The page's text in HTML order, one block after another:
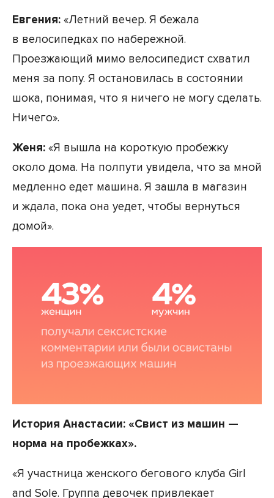
Евгения: «Летний вечер. Я бежала
в велосипедках по набережной.
Проезжающий мимо велосипедист схватил
меня за попу. Я остановилась в состоянии
шока, понимая, что я ничего не могу сделать.
Ничего».
Женя: «Я вышла на короткую пробежку
около дома. На полпути увидела, что за мной
медленно едет машина. Я зашла в магазин
и ждала, пока она уедет, чтобы вернуться
домой».
История Анастасии: «Свист из машин —
норма на пробежках».
«Я участница женского бегового клуба Girl
and Sole. Группа девочек привлекает